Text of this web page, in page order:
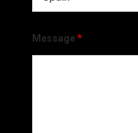
Message *